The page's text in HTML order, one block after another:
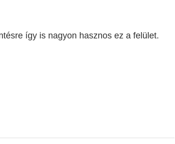
így is nagyon hasznos ez a felület.